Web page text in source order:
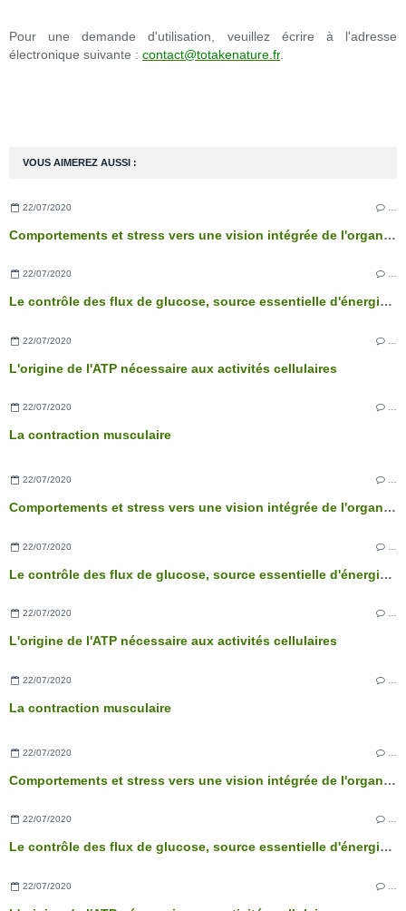
VOUS AIMEREZ AUSSI :
22/07/2020
Comportements et stress vers une vision intégrée de l'organisme
22/07/2020
Le contrôle des flux de glucose, source essentielle d'énergie des cellules
22/07/2020
L'origine de l'ATP nécessaire aux activités cellulaires
22/07/2020 …
La contraction musculaire
22/07/2020
Comportements et stress vers une vision intégrée de l'organisme
22/07/2020
Le contrôle des flux de glucose, source essentielle d'énergie des cellules
22/07/2020 …
L'origine de l'ATP nécessaire aux activités cellulaires
22/07/2020
La contraction musculaire
22/07/2020
Comportements et stress vers une vision intégrée de l'organisme
22/07/2020
Le contrôle des flux de glucose, source essentielle d'énergie des cellules
22/07/2020
Pour une demande d'utilisation, veuillez écrire à l'adresse
électronique suivante : contact@totakenature.fr